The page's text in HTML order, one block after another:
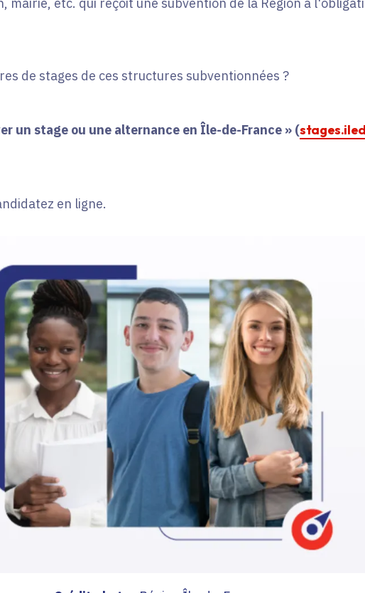
de stages de ces structures subventionnées ?
un stage ou une alternance en Île-de-France » (
en ligne.